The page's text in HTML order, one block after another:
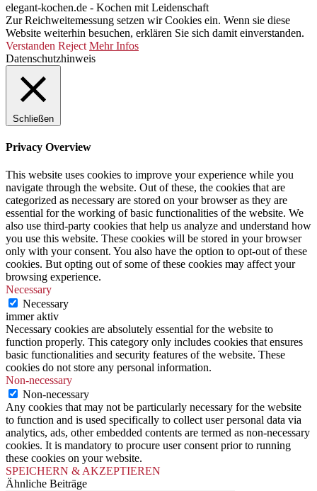
elegant-kochen.de - Kochen mit Leidenschaft
Zur Reichweitemessung setzen wir Cookies ein. Wenn sie diese
Website weiterhin besuchen, erklären Sie sich damit einverstanden.
Verstanden Reject Mehr Infos
Datenschutzhinweis
Schließen
Privacy Overview
This website uses cookies to improve your experience while you
navigate through the website. Out of these, the cookies that are
categorized as necessary are stored on your browser as they are
essential for the working of basic functionalities of the website. We
also use third-party cookies that help us analyze and understand how
you use this website. These cookies will be stored in your browser
only with your consent. You also have the option to opt-out of these
cookies. But opting out of some of these cookies may affect your
browsing experience.
Necessary
Necessary
immer aktiv
Necessary cookies are absolutely essential for the website to
function properly. This category only includes cookies that ensures
basic functionalities and security features of the website. These
cookies do not store any personal information.
Non-necessary
Non-necessary
Any cookies that may not be particularly necessary for the website
to function and is used specifically to collect user personal data via
analytics, ads, other embedded contents are termed as non-necessary
cookies. It is mandatory to procure user consent prior to running
these cookies on your website.
SPEICHERN & AKZEPTIEREN
Ähnliche Beiträge